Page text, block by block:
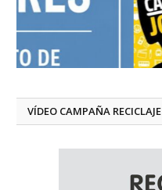
VÍDEO CAMPAÑA RECICLAJE